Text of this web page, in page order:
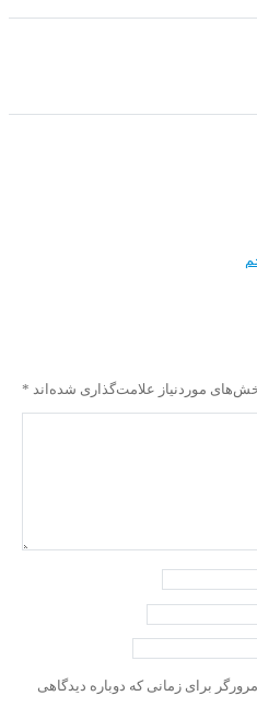
موردنیاز علامت‌گذاری شده‌اند *
برای زمانی که دوباره دیدگاهی